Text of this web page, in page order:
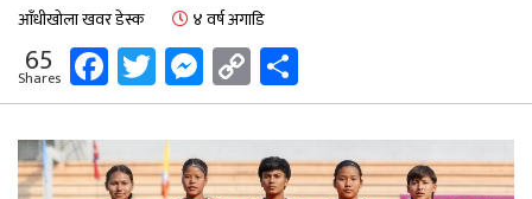
आँधीखोला खवर डेस्क ४ वर्ष अगाडि
65
Shares Facebook
Twitter
Messenger
Copy
Link